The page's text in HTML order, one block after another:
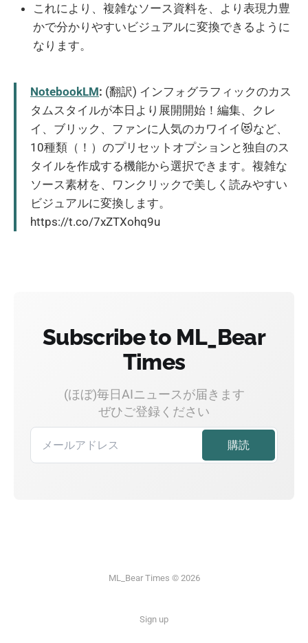
これにより、複雑なソース資料を、より表現力豊
かで分かりやすいビジュアルに変換できるように
なります。
NotebookLM: (翻訳) インフォグラフィックのカス
タムスタイルが本日より展開開始！編集、クレ
イ、ブリック、ファンに人気のカワイイ😻など、
10種類（！）のプリセットオプションと独自のス
タイルを作成する機能から選択できます。複雑な
ソース素材を、ワンクリックで美しく読みやすい
ビジュアルに変換します。
https://t.co/7xZTXohq9u
Subscribe to ML_Bear
Times
(ほぼ)毎日AIニュースが届きます
ぜひご登録ください
ML_Bear Times © 2026
Sign up